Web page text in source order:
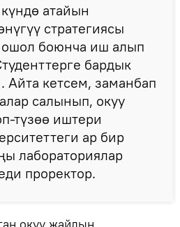
атайын
стратегиясы
боюнча иш алып
бардык
Айта кетсем, заманбап
салынып, окуу
түзөө иштери
ар бир
лабораториялар
проректор.
окуу жайдын